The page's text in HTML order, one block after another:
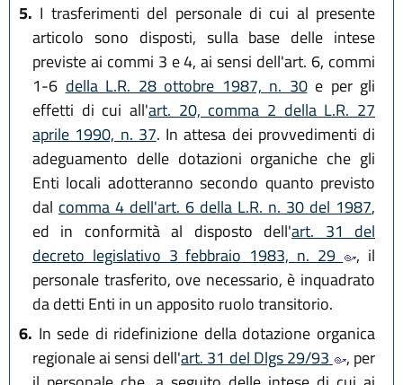
5. I trasferimenti del personale di cui al presente
articolo sono disposti, sulla base delle intese
previste ai commi 3 e 4, ai sensi dell'art. 6, commi
1-6 della L.R. 28 ottobre 1987, n. 30e per gli
effetti di cui all'art. 20, comma 2 della L.R. 27
aprile 1990, n. 37. In attesa dei provvedimenti di
adeguamento delle dotazioni organiche che gli
Enti locali adotteranno secondo quanto previsto
dal comma 4 dell'art. 6 della L.R. n. 30 del 1987,
ed in conformità al disposto dell'art. 31 del
decreto legislativo 3 febbraio 1983, n. 29
, il
personale trasferito, ove necessario, è inquadrato
da detti Enti in un apposito ruolo transitorio.
6. In sede di ridefinizione della dotazione organica
regionale ai sensi dell'art. 31 del Dlgs 29/93
, per